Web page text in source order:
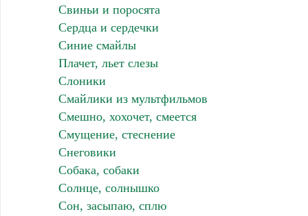
Свиньи и поросята
Сердца и сердечки
Синие смайлы
Плачет, льет слезы
Слоники
Смайлики из мультфильмов
Смешно, хохочет, смеется
Смущение, стеснение
Снеговики
Собака, собаки
Солнце, солнышко
Сон, засыпаю, сплю